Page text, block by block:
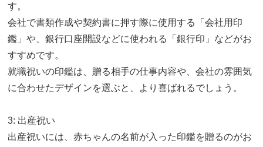
す。
会社で書類作成や契約書に押す際に使用する「会社用印
鑑」や、銀行口座開設などに使われる「銀行印」などがお
すすめです。
就職祝いの印鑑は、贈る相手の仕事内容や、会社の雰囲気
に合わせたデザインを選ぶと、より喜ばれるでしょう。
3: 出産祝い
出産祝いには、赤ちゃんの名前が入った印鑑を贈るのがお